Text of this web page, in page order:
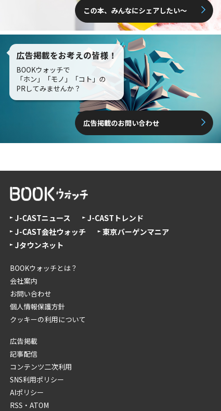
この本、みんなにシェアしたい〜
広告掲載をお考えの皆様！
BOOKウォッチで
「ホン」「モノ」「コト」の
PRしてみませんか？
広告掲載のお問い合わせ
J-CASTニュース
J-CASTトレンド
J-CAST会社ウォッチ
東京バーゲンマニア
Jタウンネット
BOOKウォッチとは？
会社案内
お問い合わせ
個人情報保護方針
クッキーの利用について
広告掲載
記事配信
コンテンツ二次利用
SNS利用ポリシー
AIポリシー
RSS・ATOM